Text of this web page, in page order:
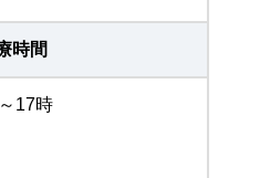
時間
17時